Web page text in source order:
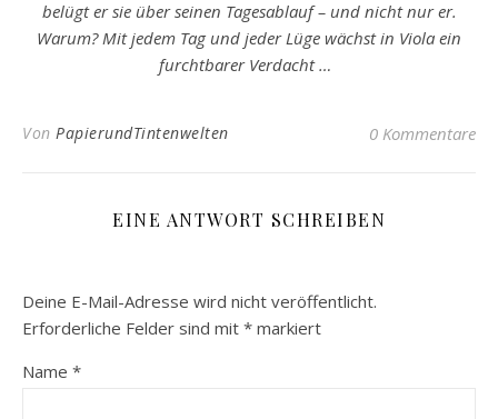
belügt er sie über seinen Tagesablauf – und nicht nur er.
Warum? Mit jedem Tag und jeder Lüge wächst in Viola ein
furchtbarer Verdacht …
Von PapierundTintenwelten 0 Kommentare
EINE ANTWORT SCHREIBEN
Deine E-Mail-Adresse wird nicht veröffentlicht.
Erforderliche Felder sind mit * markiert
Name *